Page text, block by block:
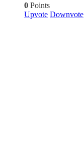
0 Points
Upvote Downvote